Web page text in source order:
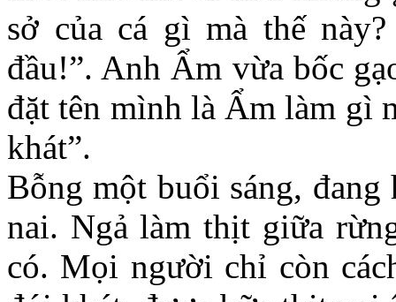
sở của cá gì mà thế
đầu!”. Anh Ẩm vừa bốc
đặt tên mình là Ẩm làm gì
khát”.
Bỗng một buổi sáng, đang
nai. Ngả làm thịt giữa
có. Mọi người chỉ còn